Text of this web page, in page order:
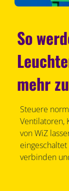
So
mehr
Steuere
Ventilatoren,
von WiZ
verbinden